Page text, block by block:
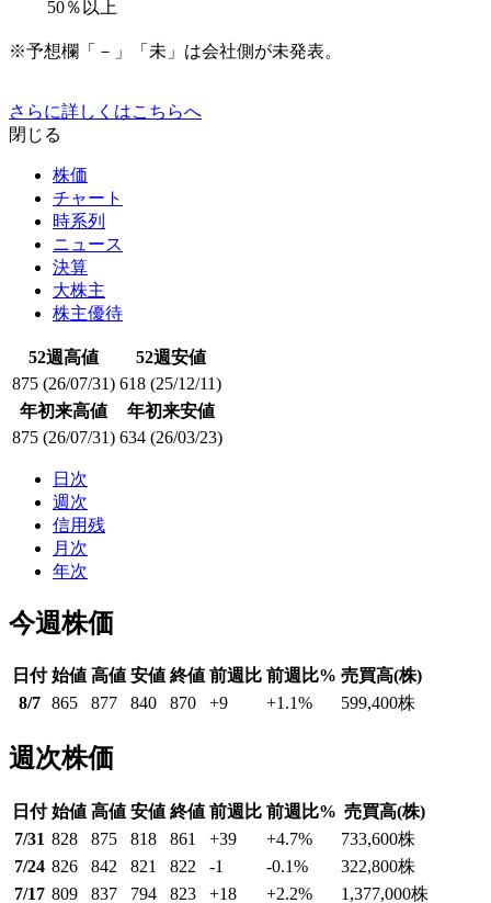
50％以上
※予想欄「－」「未」は会社側が未発表。
さらに詳しくはこちらへ
閉じる
株価
チャート
時系列
ニュース
決算
大株主
株主優待
52週高値
52週安値
875 (26/07/31) 618 (25/12/11)
年初来高値
年初来安値
875 (26/07/31) 634 (26/03/23)
日次
週次
信用残
月次
年次
今週株価
日付 始値 高値 安値 終値 前週比 前週比% 売買高(株)
8/7 865 877 840 870 +9 +1.1% 599,400株
週次株価
日付 始値 高値 安値 終値 前週比 前週比% 売買高(株)
7/31 828 875 818 861 +39 +4.7% 733,600株
7/24 826 842 821 822 -1 -0.1% 322,800株
7/17 809 837 794 823 +18 +2.2% 1,377,000株